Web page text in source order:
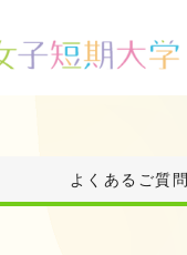
よくあるご質問